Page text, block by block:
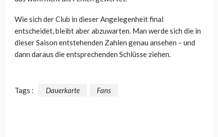
Wie sich der Club in dieser Angelegenheit final
entscheidet, bleibt aber abzuwarten. Man werde sich die in
dieser Saison entstehenden Zahlen genau ansehen – und
dann daraus die entsprechenden Schlüsse ziehen.
Tags : Dauerkarte Fans